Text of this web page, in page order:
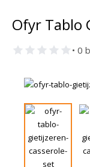
Ofyr Tablo
• 0